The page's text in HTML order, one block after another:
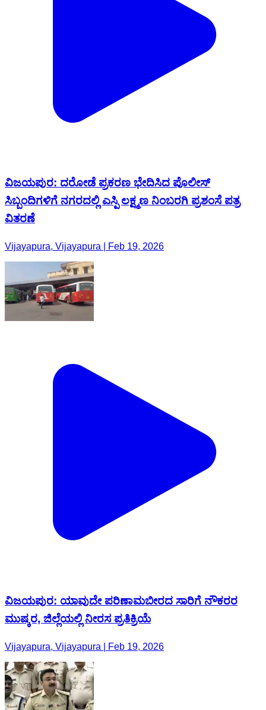
ವಿಜಯಪುರ: ದರೋಡೆ ಪ್ರಕರಣ ಭೇದಿಸಿದ ಪೊಲೀಸ್
ಸಿಬ್ಬಂದಿಗಳಿಗೆ ನಗರದಲ್ಲಿ ಎಸ್ಪಿ ಲಕ್ಷ್ಮಣ ನಿಂಬರಗಿ ಪ್ರಶಂಸೆ ಪತ್ರ
ವಿತರಣೆ
Vijayapura, Vijayapura | Feb 19, 2026
ವಿಜಯಪುರ: ಯಾವುದೇ ಪರಿಣಾಮ‌ಬೀರದ ಸಾರಿಗೆ ನೌಕರರ
ಮುಷ್ಕರ, ಜಿಲ್ಲೆಯಲ್ಲಿ ನೀರಸ ಪ್ರತಿಕ್ರಿಯೆ
Vijayapura, Vijayapura | Feb 19, 2026